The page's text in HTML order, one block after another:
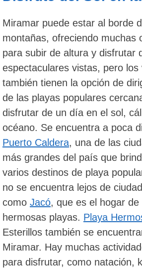
Miramar puede estar al borde
montañas, ofreciendo muchas
para subir de altura y disfrutar
espectaculares vistas, pero los
también tienen la opción de
de las playas populares
disfrutar de un día en el sol,
océano. Se encuentra a poca
Puerto Caldera, una de las
más grandes del país que
varios destinos de playa
no se encuentra lejos de
como Jacó, que es el hogar
hermosas playas. Playa
Esterillos también se
Miramar. Hay muchas
para disfrutar, como natación,